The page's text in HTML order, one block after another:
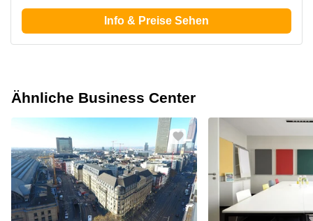
Info & Preise Sehen
Ähnliche Business Center